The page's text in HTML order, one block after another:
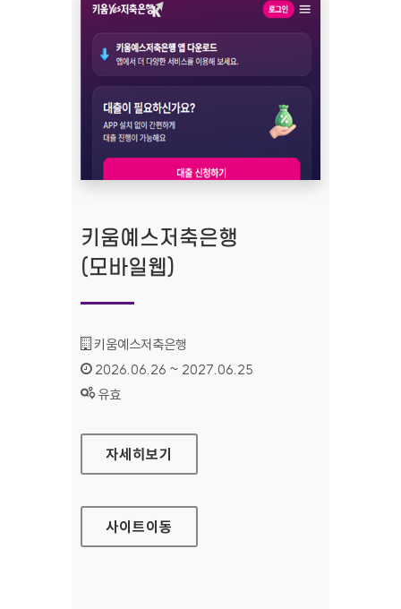
키움예스저축은행
(모바일웹)
기관명 :
키움예스저축은행
인증기간 :
2026.06.26 ~ 2027.06.25
상태 :
유효
키움예스저축은행(모바일웹)
자세히보기
사이트이동